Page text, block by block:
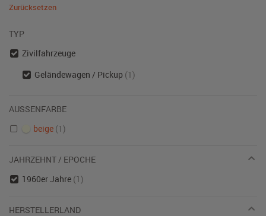
Zurücksetzen
TYP
Zivilfahrzeuge
Geländewagen / Pickup (1)
AUSSENFARBE
beige (1)
JAHRZEHNT / EPOCHE
1960er Jahre (1)
HERSTELLERLAND